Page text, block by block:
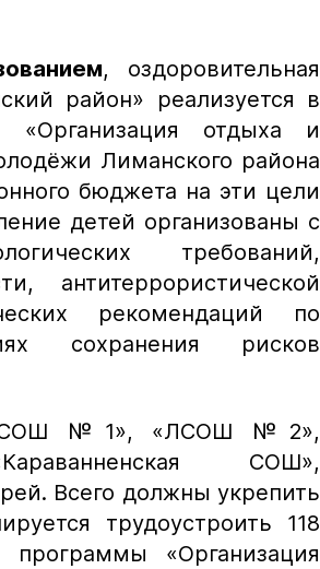
, оздоровительная
район» реализуется в
«Организация отдыха и
Лиманского района
бюджета на эти цели
детей организованы с
требований,
антитеррористической
рекомендаций по
сохранения рисков
№1», «ЛСОШ №2»,
СОШ»,
. Всего должны укрепить
трудоустроить 118
«Организация